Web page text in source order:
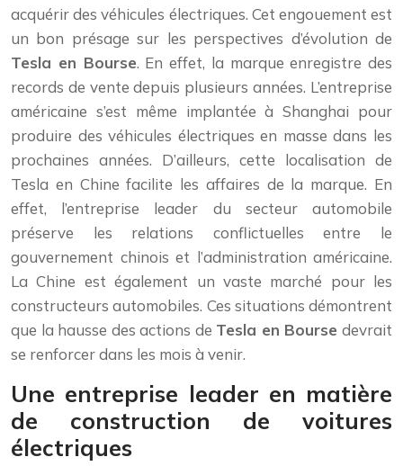
acquérir des véhicules électriques. Cet engouement est
un bon présage sur les perspectives d’évolution de
Tesla en Bourse. En effet, la marque enregistre des
records de vente depuis plusieurs années. L’entreprise
américaine s’est même implantée à Shanghai pour
produire des véhicules électriques en masse dans les
prochaines années. D’ailleurs, cette localisation de
Tesla en Chine facilite les affaires de la marque. En
effet, l’entreprise leader du secteur automobile
préserve les relations conflictuelles entre le
gouvernement chinois et l’administration américaine.
La Chine est également un vaste marché pour les
constructeurs automobiles. Ces situations démontrent
que la hausse des actions de Tesla en Bourse devrait
se renforcer dans les mois à venir.
Une entreprise leader en matière
de construction de voitures
électriques